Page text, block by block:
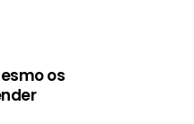
os